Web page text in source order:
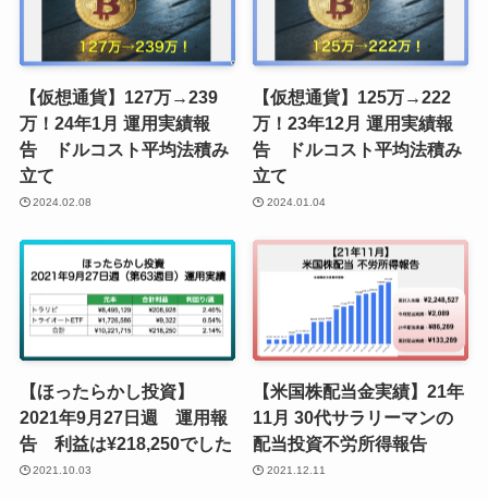
【仮想通貨】127万→239
万！24年1月 運用実績報
告 ドルコスト平均法積み
立て
2024.02.08
【仮想通貨】125万→222
万！23年12月 運用実績報
告 ドルコスト平均法積み
立て
2024.01.04
【ほったらかし投資】
2021年9月27日週 運用報
告 利益は¥218,250でした
2021.10.03
【米国株配当金実績】21年
11月 30代サラリーマンの
配当投資不労所得報告
2021.12.11